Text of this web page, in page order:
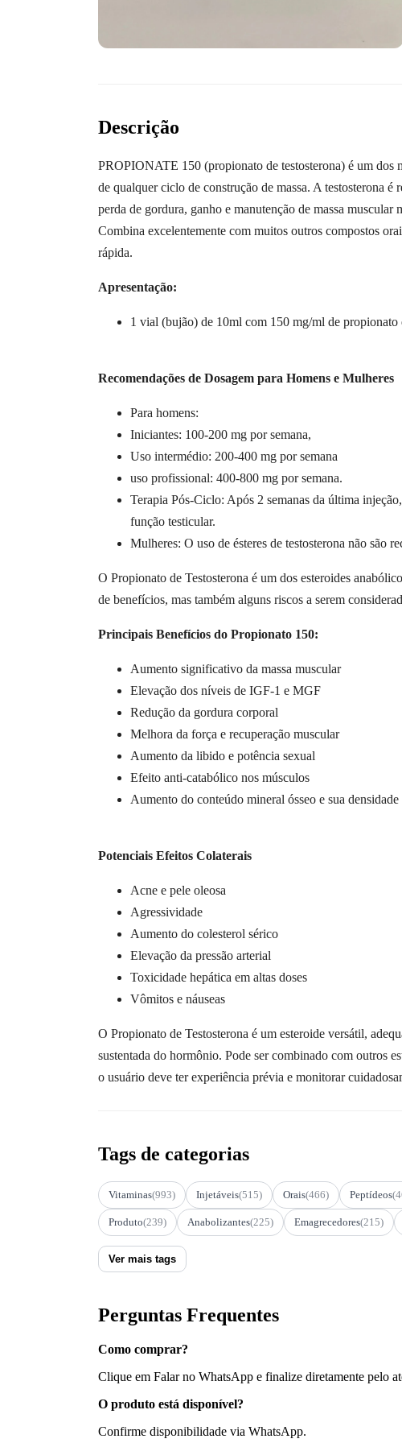
Descrição
PROPIONATE 150 (propionato de testosterona) é um dos
de qualquer ciclo de construção de massa. A testosterona
perda de gordura, ganho e manutenção de massa muscular
Combina excelentemente com muitos outros compostos
rápida.
Apresentação:
1 vial (bujão) de 10ml com 150 mg/ml de propionato
Recomendações de Dosagem para Homens e Mulheres
Para homens:
Iniciantes: 100-200 mg por semana,
Uso intermédio: 200-400 mg por semana
uso profissional: 400-800 mg por semana.
Terapia Pós-Ciclo: Após 2 semanas da última
função testicular.
Mulheres: O uso de ésteres de testosterona não são
O Propionato de Testosterona é um dos esteroides
de benefícios, mas também alguns riscos a serem
Principais Benefícios do Propionato 150:
Aumento significativo da massa muscular
Elevação dos níveis de IGF-1 e MGF
Redução da gordura corporal
Melhora da força e recuperação muscular
Aumento da libido e potência sexual
Efeito anti-catabólico nos músculos
Aumento do conteúdo mineral ósseo e sua densidade
Potenciais Efeitos Colaterais
Acne e pele oleosa
Agressividade
Aumento do colesterol sérico
Elevação da pressão arterial
Toxicidade hepática em altas doses
Vômitos e náuseas
O Propionato de Testosterona é um esteroide versátil,
sustentada do hormônio. Pode ser combinado com outros
o usuário deve ter experiência prévia e monitorar
Tags de categorias
Vitaminas(993) Injetáveis(515) Orais(466) Peptídeos
Produto(239) Anabolizantes(225) Emagrecedores(215)
Ver mais tags
Perguntas Frequentes
Como comprar?
Clique em Falar no WhatsApp e finalize diretamente pelo
O produto está disponível?
Confirme disponibilidade via WhatsApp.